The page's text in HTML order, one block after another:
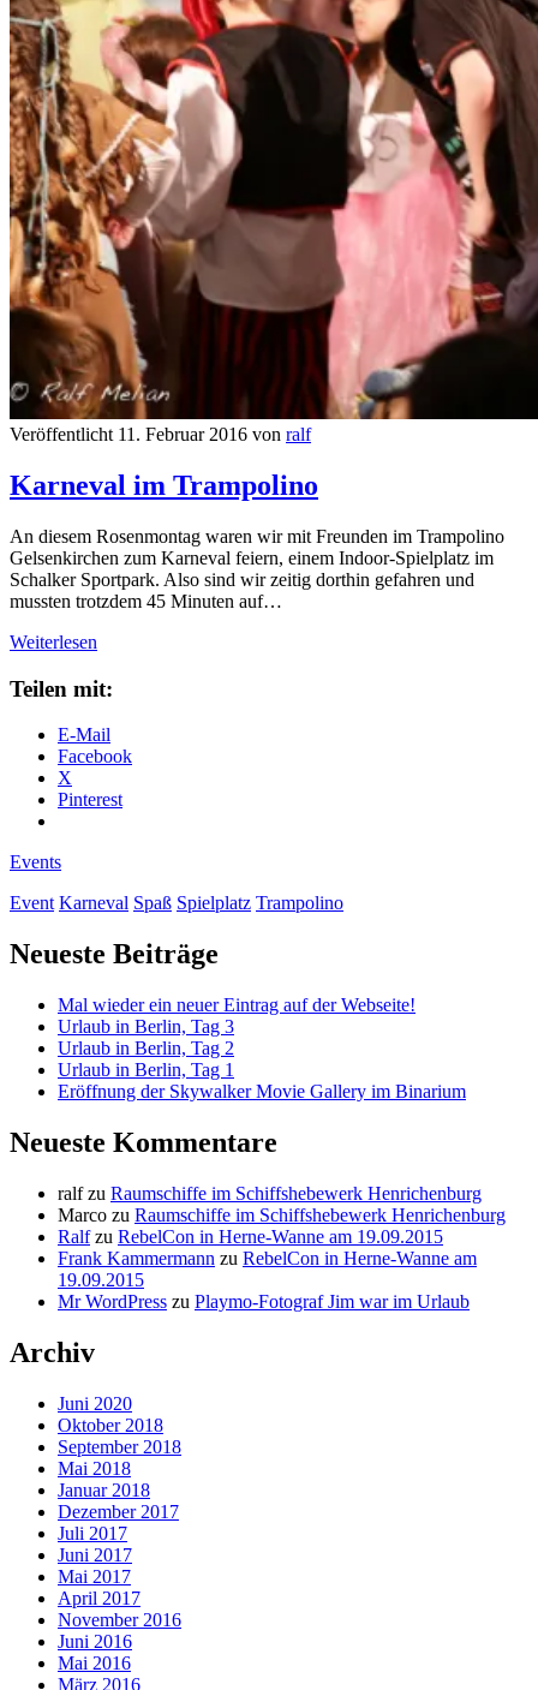
Veröffentlicht 11. Februar 2016 von ralf
Karneval im Trampolino
An diesem Rosenmontag waren wir mit Freunden im Trampolino
Gelsenkirchen zum Karneval feiern, einem Indoor-Spielplatz im
Schalker Sportpark. Also sind wir zeitig dorthin gefahren und
mussten trotzdem 45 Minuten auf…
Weiterlesen
Trampolino
Teilen mit:
E-Mail
Facebook
X
Pinterest
Events
Event Karneval Spaß Spielplatz Trampolino
Primäre
Neueste Beiträge
Mal wieder ein neuer Eintrag auf der Webseite!
Urlaub in Berlin, Tag 3
Urlaub in Berlin, Tag 2
Urlaub in Berlin, Tag 1
Eröffnung der Skywalker Movie Gallery im Binarium
Neueste Kommentare
ralfzu Raumschiffe im Schiffshebewerk Henrichenburg
Marco zu Raumschiffe im Schiffshebewerk Henrichenburg
Ralfzu RebelCon in Herne-Wanne am 19.09.2015
Frank Kammermann zu RebelCon in Herne-Wanne am
19.09.2015
Mr WordPress zu Playmo-Fotograf Jim war im Urlaub
Archiv
Juni 2020
Oktober 2018
September 2018
Mai 2018
Januar 2018
Dezember 2017
Juli 2017
Juni 2017
Mai 2017
April 2017
November 2016
Juni 2016
Mai 2016
März 2016